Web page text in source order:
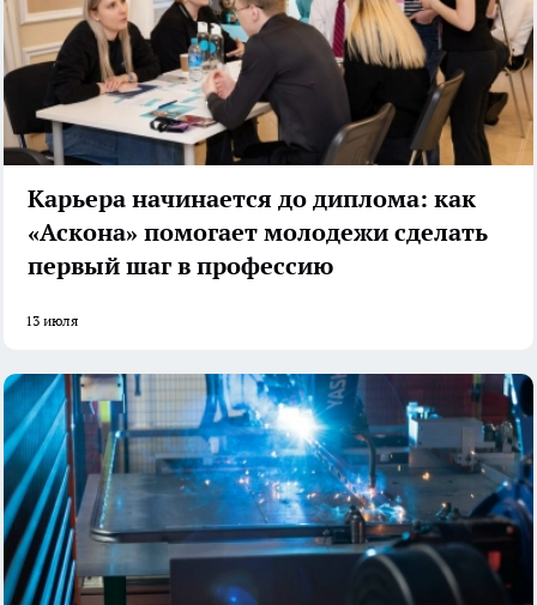
Карьера начинается до диплома: как
«Аскона» помогает молодежи сделать
первый шаг в профессию
13 июля